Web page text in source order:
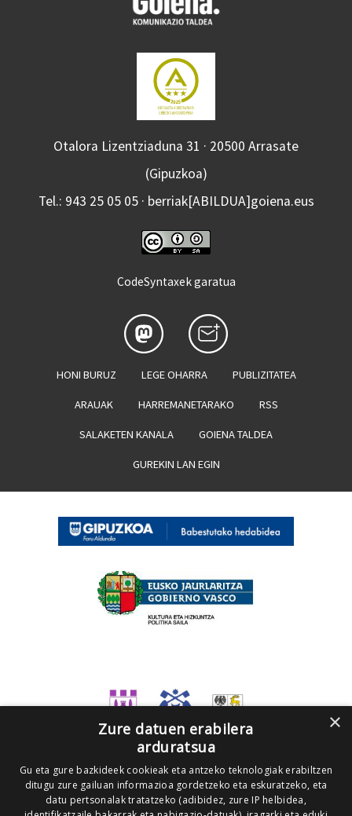
Otalora Lizentziaduna 31 · 20500 Arrasate
(Gipuzkoa)
Tel.: 943 25 05 05 · berriak[ABILDUA]goiena.eus
CodeSyntaxek garatua
HONI BURUZ LEGE OHARRA PUBLIZITATEA
ARAUAK HARREMANETARAKO RSS
SALAKETEN KANALA GOIENA TALDEA
GUREKIN LAN EGIN
×
Zure datuen erabilera
arduratsua
Gu eta gure bazkideek cookieak eta antzeko teknologiak erabiltzen
ditugu zure gailuan informazioa gordetzeko eta eskuratzeko, eta
datu pertsonalak tratatzeko (adibidez, zure IP helbidea,